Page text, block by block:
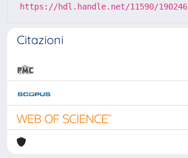
https://hdl.handle.net/11590/190246
Citazioni